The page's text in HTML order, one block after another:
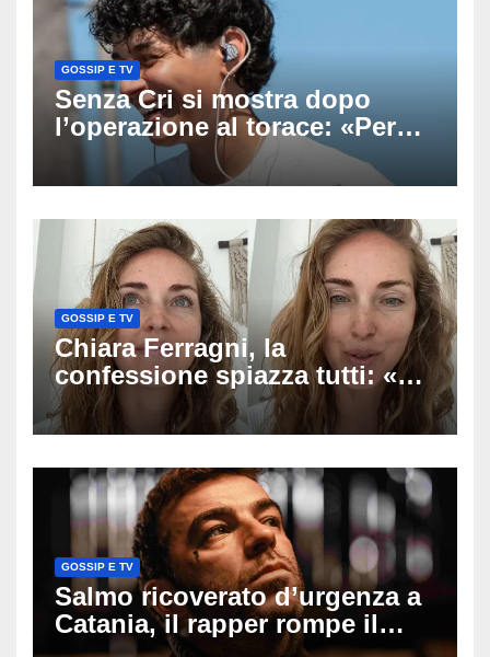
GOSSIP E TV
Senza Cri si mostra dopo
l’operazione al torace: «Per
anni mi sentivo in trappola», il
racconto sul difficile percorso
GOSSIP E TV
Chiara Ferragni, la
confessione spiazza tutti: «Un
mio ex voleva che mi rifacessi
il seno». Poi svela i ritocchi di
GOSSIP E TV
Salmo ricoverato d’urgenza a
Catania, il rapper rompe il
silenzio dopo la notte in